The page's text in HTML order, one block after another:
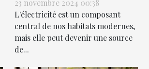
électrique
23 novembre 2024 00:38
L'électricité est un composant
central de nos habitats modernes,
mais elle peut devenir une source
de...